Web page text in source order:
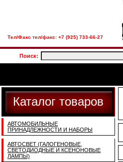
Тел/Факс тел/факс: +7 (925) 733-66-27
Поиск:
Каталог товаров
АВТОМОБИЛЬНЫЕ
ПРИНАДЛЕЖНОСТИ И НАБОРЫ
АВТОСВЕТ (ГАЛОГЕНОВЫЕ,
СВЕТОДИОДНЫЕ И КСЕНОНОВЫЕ
ЛАМПЫ)